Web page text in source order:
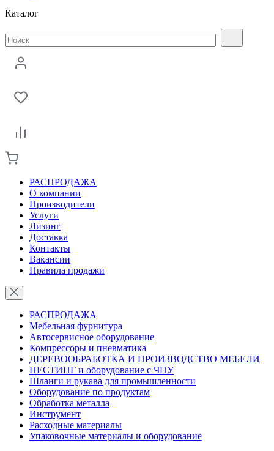
Каталог
РАСПРОДАЖА
О компании
Производители
Услуги
Лизинг
Доставка
Контакты
Вакансии
Правила продажи
РАСПРОДАЖА
Мебельная фурнитура
Автосервисное оборудование
Компрессоры и пневматика
ДЕРЕВООБРАБОТКА И ПРОИЗВОДСТВО МЕБЕЛИ
НЕСТИНГ и оборудование с ЧПУ
Шланги и рукава для промышленности
Оборудование по продуктам
Обработка металла
Инструмент
Расходные материалы
Упаковочные материалы и оборудование